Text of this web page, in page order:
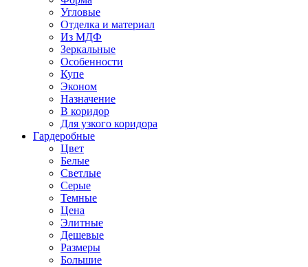
Угловые
Отделка и материал
Из МДФ
Зеркальные
Особенности
Купе
Эконом
Назначение
В коридор
Для узкого коридора
Гардеробные
Цвет
Белые
Светлые
Серые
Темные
Цена
Элитные
Дешевые
Размеры
Большие